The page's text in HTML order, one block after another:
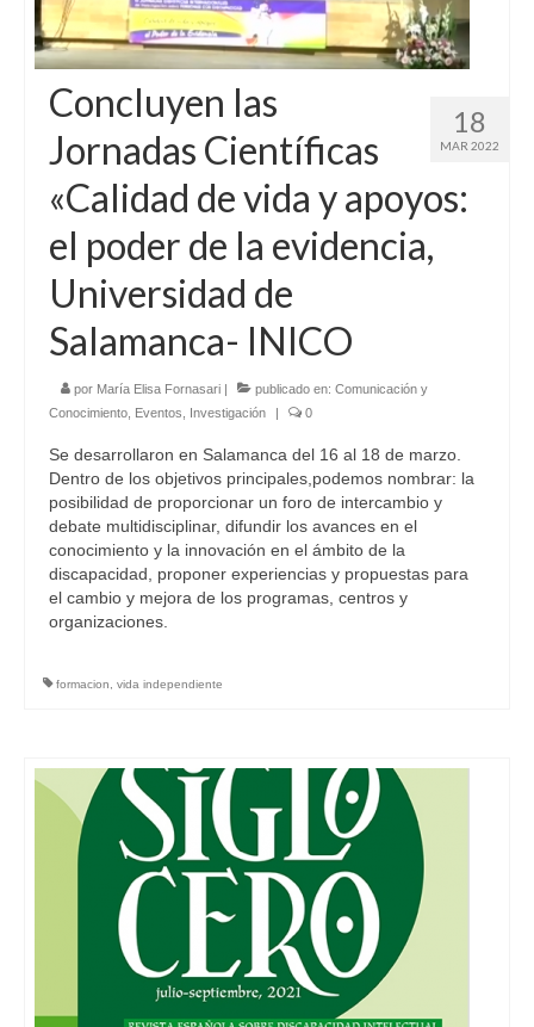
18
MAR 2022
Concluyen las
Jornadas Científicas
«Calidad de vida y apoyos:
el poder de la evidencia,
Universidad de
Salamanca- INICO
por María Elisa Fornasari | publicado en: Comunicación y
Conocimiento Eventos Investigación | 0
Se desarrollaron en Salamanca del 16 al 18 de marzo.
Dentro de los objetivos principales,podemos nombrar: la
posibilidad de proporcionar un foro de intercambio y
debate multidisciplinar, difundir los avances en el
conocimiento y la innovación en el ámbito de la
discapacidad, proponer experiencias y propuestas para
el cambio y mejora de los programas, centros y
organizaciones.
formacion vida independiente